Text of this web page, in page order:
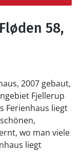
58,
2007 gebaut,
Fjellerup
Ferienhaus liegt
wo man viele